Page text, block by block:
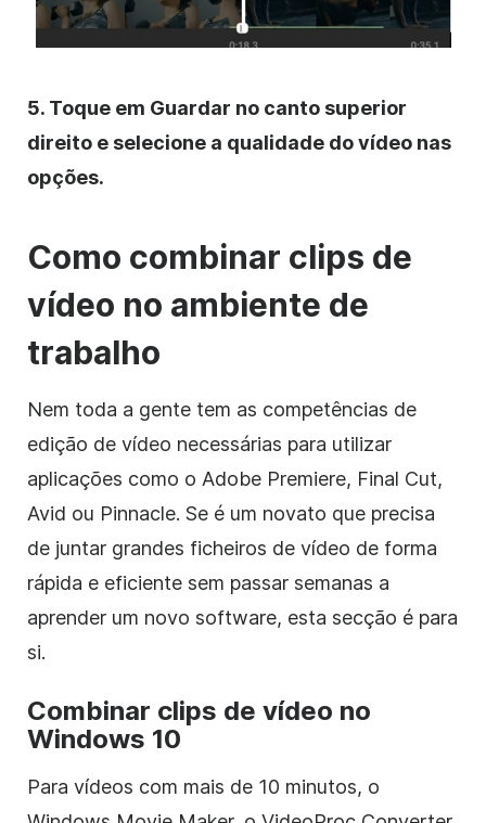
5. Toque em Guardar no canto superior
direito e selecione a qualidade do vídeo nas
opções.
Como combinar clips de
vídeo no ambiente de
trabalho
Nem toda a gente tem as competências de
edição de vídeo necessárias para utilizar
aplicações como o Adobe Premiere, Final Cut,
Avid ou Pinnacle. Se é um novato que precisa
de juntar grandes ficheiros de vídeo de forma
rápida e eficiente sem passar semanas a
aprender um novo software, esta secção é para
si.
Combinar clips de vídeo no
Windows 10
Para vídeos com mais de 10 minutos, o